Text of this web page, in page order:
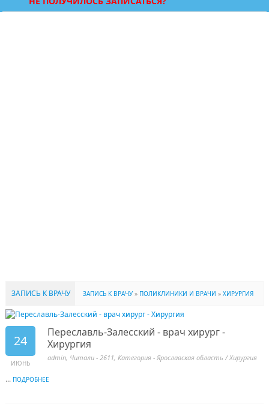
ЗАПИСЬ К ВРАЧУ ЗАПИСЬ К ВРАЧУ» ПОЛИКЛИНИКИ И ВРАЧИ » ХИРУРГИЯ
24
ИЮНЬ
Переславль-Залесский - врач хирург -
Хирургия
admin, Читали - 2611, Категория - Ярославская область /Хирургия
... ПОДРОБНЕЕ